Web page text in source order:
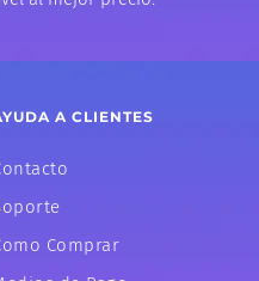
A CLIENTES
Comprar